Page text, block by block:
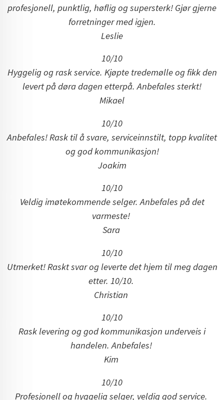
profesjonell, punktlig, høflig og supersterk! Gjør gjerne
forretninger med igjen.
Leslie
10/10
Hyggelig og rask service. Kjøpte tredemølle og fikk den
levert på døra dagen etterpå. Anbefales sterkt!
Mikael
10/10
Anbefales! Rask til å svare, serviceinnstilt, topp kvalitet
og god kommunikasjon!
Joakim
10/10
Veldig imøtekommende selger. Anbefales på det
varmeste!
Sara
10/10
Utmerket! Raskt svar og leverte det hjem til meg dagen
etter. 10/10.
Christian
10/10
Rask levering og god kommunikasjon underveis i
handelen. Anbefales!
Kim
10/10
Profesjonell og hyggelig selger, veldig god service.